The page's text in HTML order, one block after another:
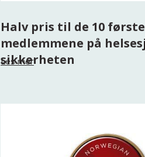
Halv pris til de 10 første
medlemmene på
sikkerheten
Les mer